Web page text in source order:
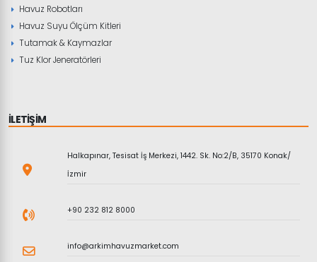
Havuz Robotları
Havuz Suyu Ölçüm Kitleri
Tutamak & Kaymazlar
Tuz Klor Jeneratörleri
İLETİŞİM
Halkapınar, Tesisat İş Merkezi, 1442. Sk. No:2/B, 35170 Konak/
İzmir
+90 232 812 8000
info@arkimhavuzmarket.com